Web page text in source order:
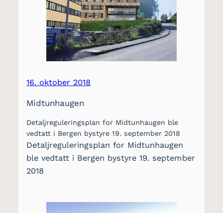
16. oktober 2018
Midtunhaugen
Detaljreguleringsplan for Midtunhaugen ble
vedtatt i Bergen bystyre 19. september 2018
Detaljreguleringsplan for Midtunhaugen
ble vedtatt i Bergen bystyre 19. september
2018